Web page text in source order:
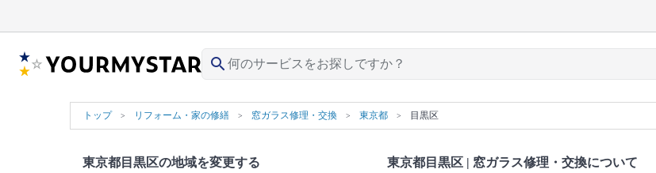
search
トップ リフォーム・家の修繕 窓ガラス修理・交換 東京都 目黒区
東京都目黒区の地域を変更する 東京都目黒区 | 窓ガラス修理・交換について